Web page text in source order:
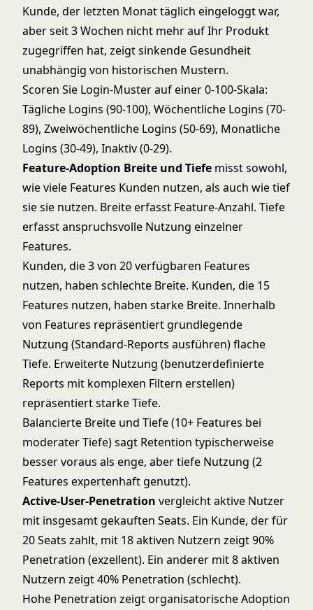
Kunde, der letzten Monat täglich eingeloggt war,
aber seit 3 Wochen nicht mehr auf Ihr Produkt
zugegriffen hat, zeigt sinkende Gesundheit
unabhängig von historischen Mustern.
Scoren Sie Login-Muster auf einer 0-100-Skala:
Tägliche Logins (90-100), Wöchentliche Logins (70-
89), Zweiwöchentliche Logins (50-69), Monatliche
Logins (30-49), Inaktiv (0-29).
Feature-Adoption Breite und Tiefe misst sowohl,
wie viele Features Kunden nutzen, als auch wie tief
sie sie nutzen. Breite erfasst Feature-Anzahl. Tiefe
erfasst anspruchsvolle Nutzung einzelner
Features.
Kunden, die 3 von 20 verfügbaren Features
nutzen, haben schlechte Breite. Kunden, die 15
Features nutzen, haben starke Breite. Innerhalb
von Features repräsentiert grundlegende
Nutzung (Standard-Reports ausführen) flache
Tiefe. Erweiterte Nutzung (benutzerdefinierte
Reports mit komplexen Filtern erstellen)
repräsentiert starke Tiefe.
Balancierte Breite und Tiefe (10+ Features bei
moderater Tiefe) sagt Retention typischerweise
besser voraus als enge, aber tiefe Nutzung (2
Features expertenhaft genutzt).
Active-User-Penetration vergleicht aktive Nutzer
mit insgesamt gekauften Seats. Ein Kunde, der für
20 Seats zahlt, mit 18 aktiven Nutzern zeigt 90%
Penetration (exzellent). Ein anderer mit 8 aktiven
Nutzern zeigt 40% Penetration (schlecht).
Hohe Penetration zeigt organisatorische Adoption